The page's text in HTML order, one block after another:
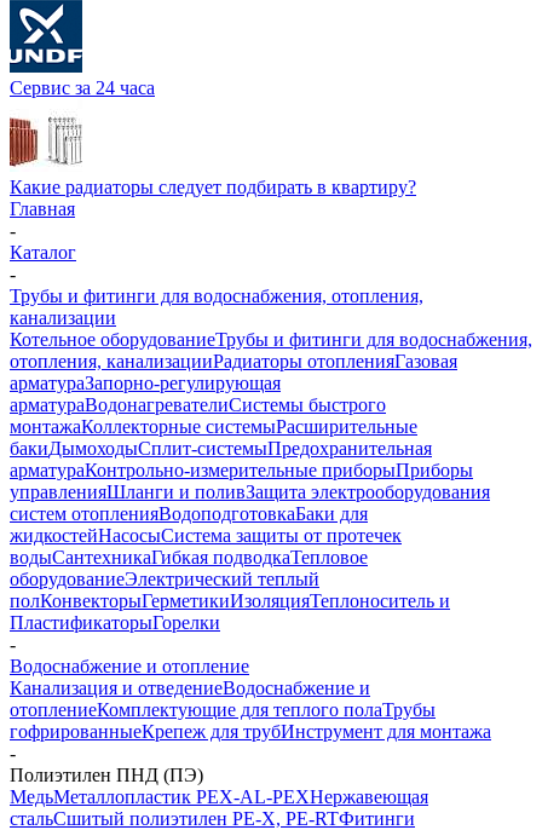
Сервис за 24 часа
Какие радиаторы следует подбирать в квартиру?
Главная
-
Каталог
-
Трубы и фитинги для водоснабжения, отопления,
канализации
Котельное оборудованиеТрубы и фитинги для водоснабжения,
отопления, канализацииРадиаторы отопленияГазовая
арматураЗапорно-регулирующая
арматураВодонагревателиСистемы быстрого
монтажаКоллекторные системыРасширительные
бакиДымоходыСплит-системыПредохранительная
арматураКонтрольно-измерительные приборыПриборы
управленияШланги и поливЗащита электрооборудования
систем отопленияВодоподготовкаБаки для
жидкостейНасосыСистема защиты от протечек
водыСантехникаГибкая подводкаТепловое
оборудованиеЭлектрический теплый
полКонвекторыГерметикиИзоляцияТеплоноситель и
ПластификаторыГорелки
-
Водоснабжение и отопление
Канализация и отведениеВодоснабжение и
отоплениеКомплектующие для теплого полаТрубы
гофрированныеКрепеж для трубИнструмент для монтажа
-
Полиэтилен ПНД (ПЭ)
МедьМеталлопластик PEX-AL-PEXНержавеющая
стальСшитый полиэтилен PE-X, PE-RTФитинги